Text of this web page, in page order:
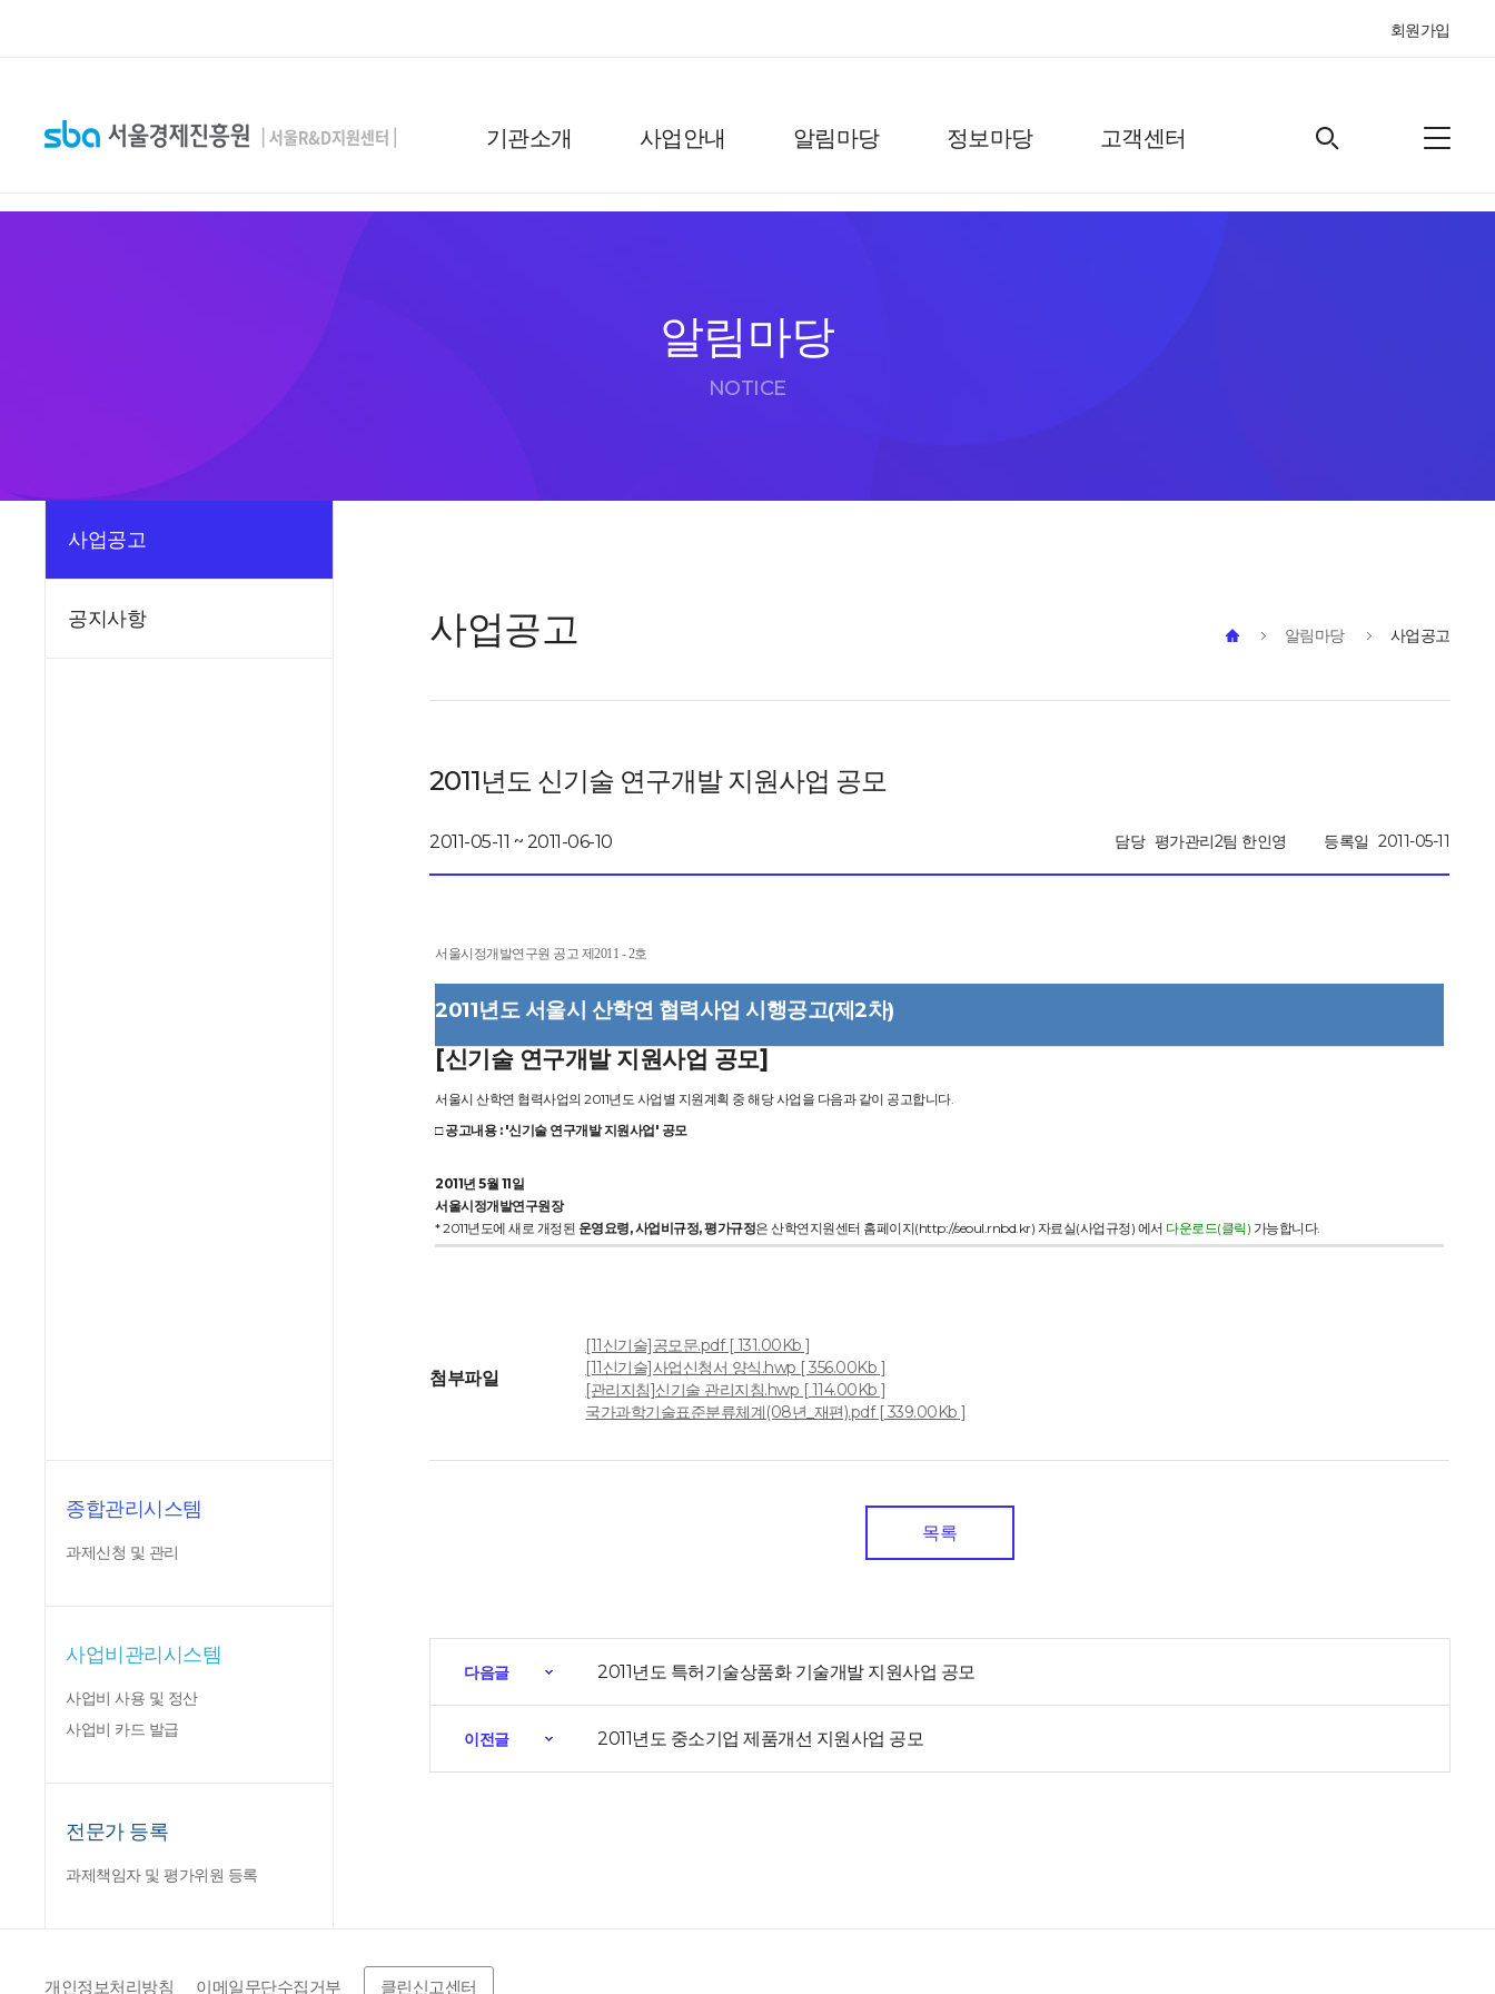
회원가입
기관소개 사업안내 알림마당 정보마당 고객센터
알림마당
NOTICE
사업공고
공지사항
종합관리시스템
과제신청 및 관리
사업비관리시스템
사업비 사용 및 정산
사업비 카드 발급
전문가 등록
과제책임자 및 평가위원 등록
사업공고 알림마당 사업공고
2011년도 신기술 연구개발 지원사업 공모
2011-05-11 ~ 2011-06-10 담당 평가관리2팀 한인영 등록일 2011-05-11
서울시정개발연구원 공고 제2011 - 2호
2011년도 서울시 산학연 협력사업 시행공고(제2차)
[신기술 연구개발 지원사업 공모]
서울시 산학연 협력사업의 2011년도 사업별 지원계획 중 해당 사업을 다음과 같이 공고합니다.
□ 공고내용 : '신기술 연구개발 지원사업' 공모
2011년 5월 11일
서울시정개발연구원장
* 2011년도에 새로 개정된 운영요령, 사업비규정, 평가규정은 산학연지원센터 홈페이지(http://seoul.rnbd.kr) 자료실(사업규정) 에서 다운로드(클릭) 가능합니다.
첨부파일
[11신기술]공모문.pdf [ 131.00Kb ]
[11신기술]사업신청서 양식.hwp [ 356.00Kb ]
[관리지침]신기술 관리지침.hwp [ 114.00Kb ]
국가과학기술표준분류체계(08년_재편).pdf [ 339.00Kb ]
목록
다음글 2011년도 특허기술상품화 기술개발 지원사업 공모
이전글 2011년도 중소기업 제품개선 지원사업 공모
개인정보처리방침 이메일무단수집거부 클린신고센터